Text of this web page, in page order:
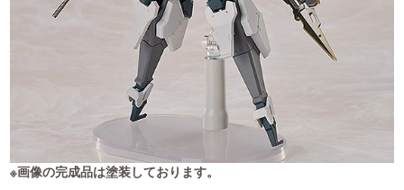
※画像の完成品は塗装しております。